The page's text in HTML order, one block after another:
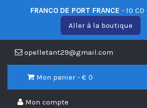
opelletant29@gmail.com
Mon panier - € 0
Mon compte
FRANCO DE PORT FRANCE - 10
Aller à la boutique